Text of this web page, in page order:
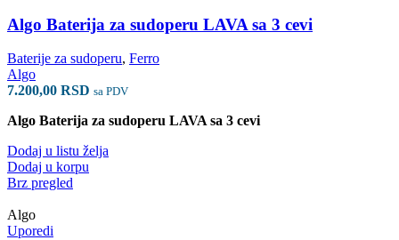
Algo Baterija za sudoperu LAVA sa 3 cevi
Baterije za sudoperu, Ferro
Algo
7.200,00 RSD sa PDV
Algo Baterija za sudoperu LAVA sa 3 cevi
Dodaj u listu želja
Dodaj u korpu
Brz pregled
Algo
Uporedi